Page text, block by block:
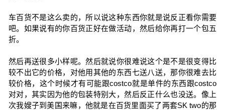
车百货不是这么卖的，所以说这种东西你就是说反正看你需要
吧。如果说有的你百货正好在做活动，然后给你再打一个包五
折。
然后再送很多小样呢。然后就说你很难说这个是不是很变得比
较不出它的价格，对他用其他的东西七送八送，那你很难去比
较价格，这个时候才有可能跟costco就是单件的东西跟costco
对对，其实因为他的包装特别大，然后反正什么也没送。像上
次我嫂子到美国来嘛，他就是在百货里面买了两套SK two的那